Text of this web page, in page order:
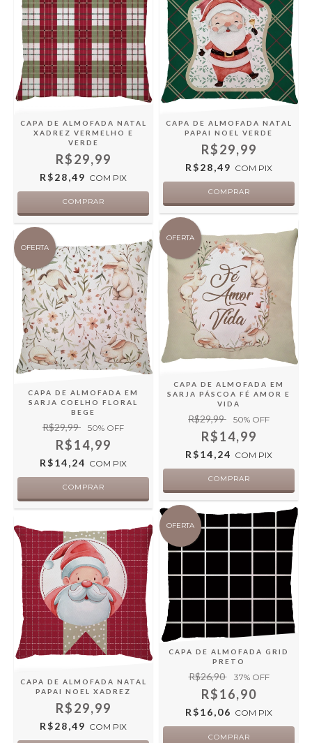
CAPA DE ALMOFADA NATAL
XADREZ VERMELHO E
VERDE
R$29,99
R$28,49 COM PIX
CAPA DE ALMOFADA NATAL
PAPAI NOEL VERDE
R$29,99
R$28,49 COM PIX
OFERTA
CAPA DE ALMOFADA EM
SARJA COELHO FLORAL
BEGE
R$29,99 50% OFF
R$14,99
R$14,24 COM PIX
OFERTA
CAPA DE ALMOFADA EM
SARJA PÁSCOA FÉ AMOR E
VIDA
R$29,99 50% OFF
R$14,99
R$14,24 COM PIX
CAPA DE ALMOFADA NATAL
PAPAI NOEL XADREZ
R$29,99
R$28,49 COM PIX
OFERTA
CAPA DE ALMOFADA GRID
PRETO
R$26,90 37% OFF
R$16,90
R$16,06 COM PIX